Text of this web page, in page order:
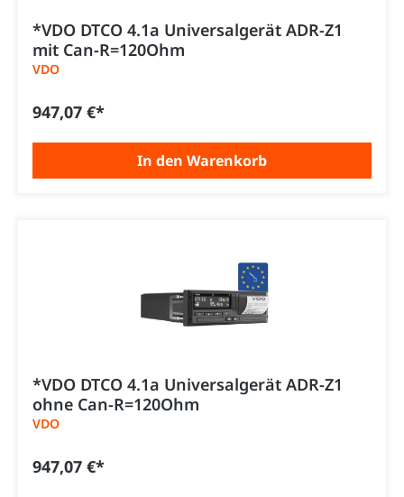
*VDO DTCO 4.1a Universalgerät ADR-Z1
mit Can-R=120Ohm
VDO
947,07 €*
In den Warenkorb
*VDO DTCO 4.1a Universalgerät ADR-Z1
ohne Can-R=120Ohm
VDO
947,07 €*